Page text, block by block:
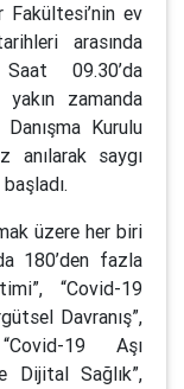
ev
arasında
09.30’da
zamanda
Kurulu
anılarak saygı
üzere her biri
180’den fazla
“Covid-19
Davranış”,
19 Aşı
Dijital Sağlık”,